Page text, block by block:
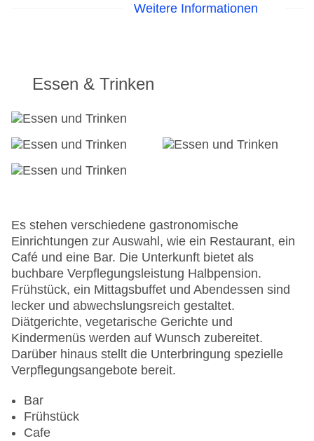
Garage: gegen Gebühr
Garten: ohne Gebühr
WLAN/WiFi im Hotel
Lift
Anzahl der Aufzüge: 1
Sonnenterrasse
Gesamtanzahl der Zimmer: 29
Pools:Outdoor Pool, Sonnenschirme am Pool,
Liegen am Pool
Landeskategorie: 3 Sterne
Weitere Informationen
Essen & Trinken
Es stehen verschiedene gastronomische
Einrichtungen zur Auswahl, wie ein Restaurant, ein
Café und eine Bar. Die Unterkunft bietet als
buchbare Verpflegungsleistung Halbpension.
Frühstück, ein Mittagsbuffet und Abendessen sind
lecker und abwechslungsreich gestaltet.
Diätgerichte, vegetarische Gerichte und
Kindermenüs werden auf Wunsch zubereitet.
Darüber hinaus stellt die Unterbringung spezielle
Verpflegungsangebote bereit.
Bar
Frühstück
Cafe